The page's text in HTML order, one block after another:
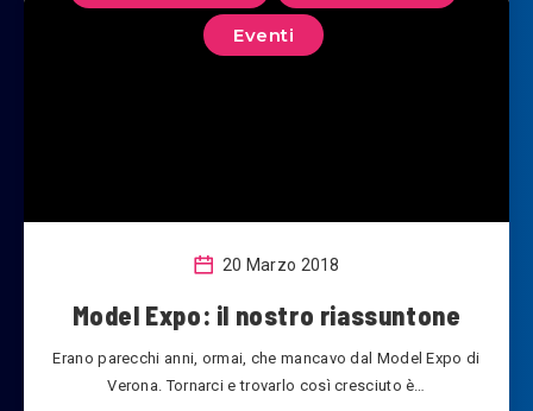
Eventi
20 Marzo 2018
Model Expo: il nostro riassuntone
Erano parecchi anni, ormai, che mancavo dal Model Expo di
Verona. Tornarci e trovarlo così cresciuto è…